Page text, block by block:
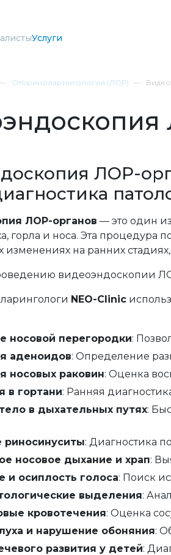
Услуги
Оториноларингология (ЛОР)
ЛОР-
ЛОР-органов — это один
горла и носа. Эта процедура
изменениях на ранних
видеоэндоскопии
NEO-Clinic
носовой перегородки:
аденоидов: Определение
носовых раковин: Оценка
в гортани: Ранняя
в дыхательных путях:
риносинуситы: Диагностика
носовое дыхание и храп:
и осиплость голоса: Поиск
выделения:
кровотечения: Оценка
и нарушение обоняния:
развития у детей: